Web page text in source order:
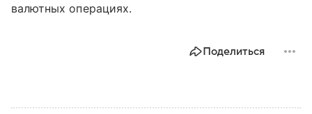
валютных операциях.
Поделиться